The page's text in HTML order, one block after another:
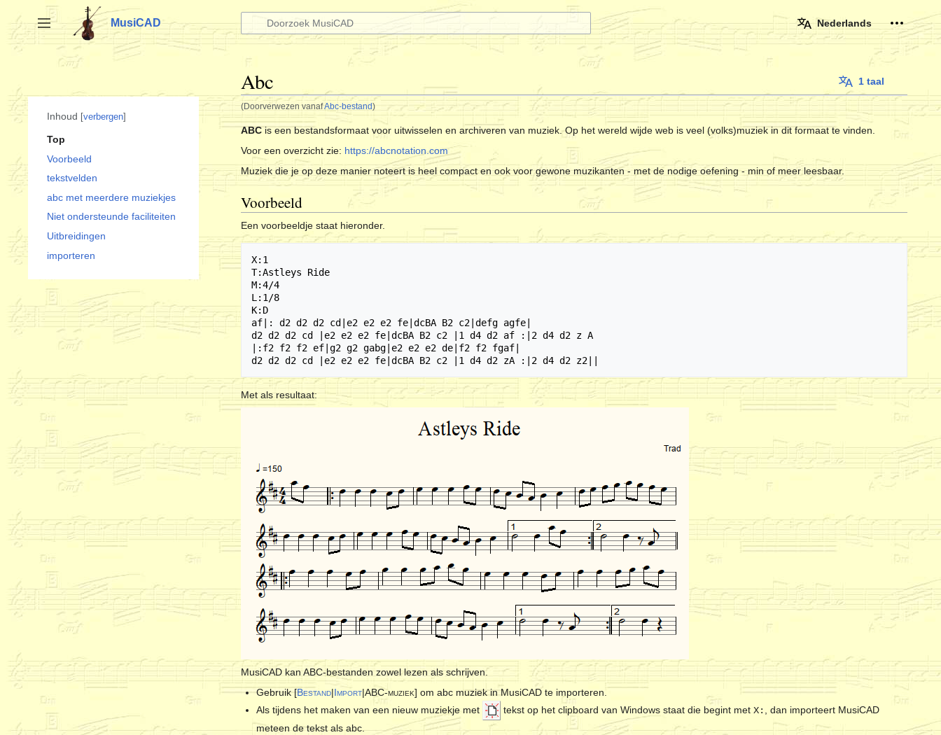
Naar
inhoud
springen
Zijbalk omschakelen
MusiCAD Nederlands
Inhoud verbergen
Top
Voorbeeld
tekstvelden
abc met meerdere muziekjes
Niet ondersteunde faciliteiten
Uitbreidingen
importeren
1 taal
Abc
(Doorverwezen vanafAbc-bestand)
ABC is een bestandsformaat voor uitwisselen en archiveren van muziek. Op het wereld wijde web is veel (volks)muziek in dit formaat te vinden.
Voor een overzicht zie: https://abcnotation.com
Muziek die je op deze manier noteert is heel compact en ook voor gewone muzikanten - met de nodige oefening - min of meer leesbaar.
Voorbeeld
Een voorbeeldje staat hieronder.
X:1
T:Astleys Ride
M:4/4
L:1/8
K:D
af|: d2 d2 d2 cd|e2 e2 e2 fe|dcBA B2 c2|defg agfe|
d2 d2 d2 cd |e2 e2 e2 fe|dcBA B2 c2 |1 d4 d2 af :|2 d4 d2 z A
|:f2 f2 f2 ef|g2 g2 gabg|e2 e2 e2 de|f2 f2 fgaf|
Met als resultaat:
MusiCAD kan ABC-bestanden zowel lezen als schrijven.
Gebruik [Bestand|Import|ABC-muziek] om abc muziek in MusiCAD te importeren.
Als tijdens het maken van een nieuw muziekje met
tekst op het clipboard van Windows staat die begint metX:
, dan importeert MusiCAD
meteen de tekst als abc.